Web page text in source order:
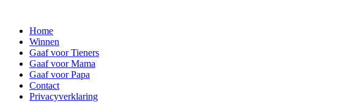
Home
Winnen
Gaaf voor Tieners
Gaaf voor Mama
Gaaf voor Papa
Contact
Privacyverklaring